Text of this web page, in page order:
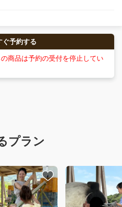
ぐ予約する
商品は予約の受付を停止してい
プラン